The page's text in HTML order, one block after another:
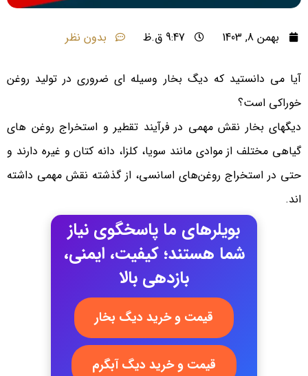
بهمن 8, 1403 9:47 ق.ظ بدون نظر
آیا می دانستید که دیگ بخار وسیله ای ضروری در تولید روغن
خوراکی است؟
دیگهای بخار نقش مهمی در فرآیند تقطیر و استخراج روغن های
گیاهی مختلف از موادی مانند سویا، کلزا، دانه کتان و غیره دارند و
حتی در استخراج روغن‌های اسانسی، از گذشته نقش مهمی داشته
اند.
بویلرهای ما پاسخگوی نیاز
شما هستند؛ کیفیت، ایمنی،
بازدهی بالا
قیمت و خرید دیگ بخار
قیمت و خرید دیگ آبگرم